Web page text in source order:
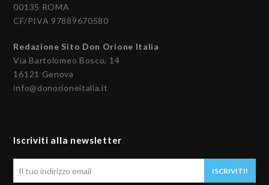
00135 ROMA
CF/PIVA 97889670580
Redazione Sito Don Orione Italia
Via Bartolomeo Bosco, 14
16121 Genova
info@donorioneitalia.it
Iscriviti alla newsletter
ISCRIVITI!